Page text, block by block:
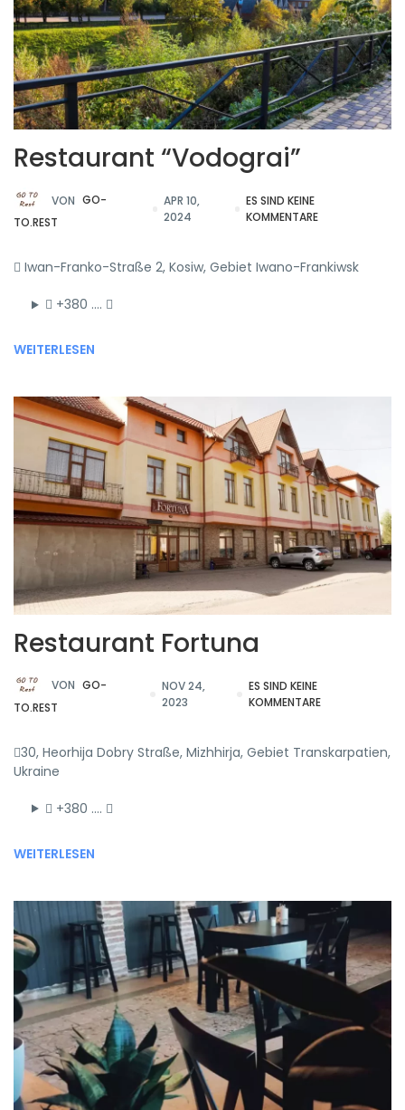
Restaurant “Vodograi”
VON GO-
TO.REST
APR 10,
2024
ES SIND KEINE
KOMMENTARE
Iwan-Franko-Straße 2, Kosiw, Gebiet Iwano-Frankiwsk
+380 ….
WEITERLESEN
Restaurant Fortuna
VON GO-
TO.REST
NOV 24,
2023
ES SIND KEINE
KOMMENTARE
30, Heorhija Dobry Straße, Mizhhirja, Gebiet Transkarpatien,
Ukraine
+380 ….
WEITERLESEN